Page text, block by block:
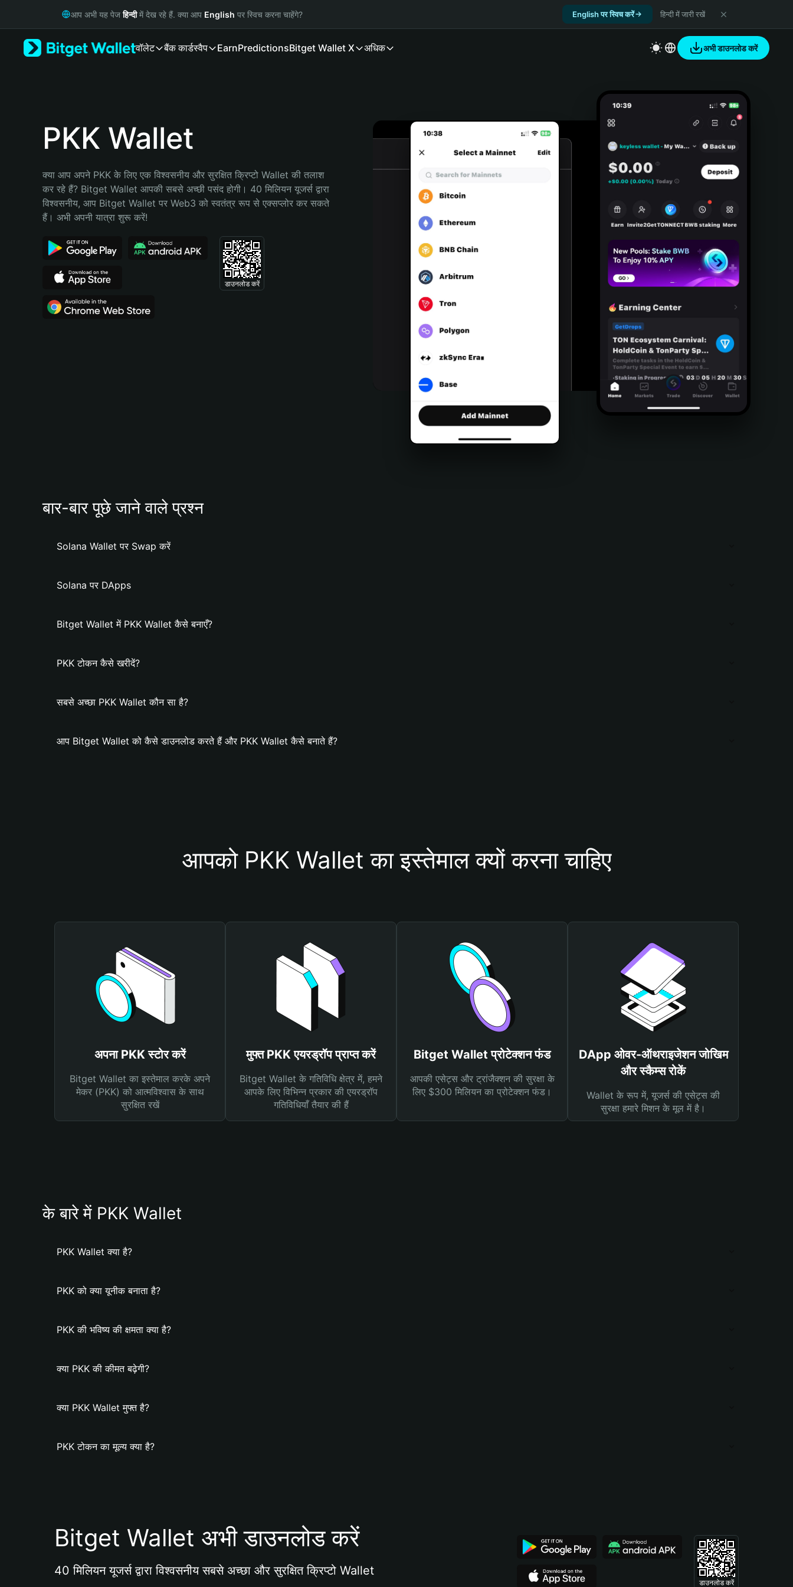
Русский
Bahasa Indonesia
Português (Brasil)
आप अभी यह पेजहिन्दीमें देख रहे हैं. क्या आप English पर स्विच करना चाहेंगे? English पर स्विच करें हिन्दी में जारी रखें
वॉलेट बैंक कार्डस्वैप EarnPredictionsBitget Wallet X अधिक अभी डाउनलोड करें
PKK Wallet
क्या आप अपने PKK के लिए एक विश्वसनीय और सुरक्षित क्रिप्टो Wallet की तलाश
कर रहे हैं? Bitget Wallet आपकी सबसे अच्छी पसंद होगी। 40 मिलियन यूजर्स द्वारा
विश्वसनीय, आप Bitget Wallet पर Web3 को स्वतंत्र रूप से एक्सप्लोर कर सकते
हैं। अभी अपनी यात्रा शुरू करें!
डाउनलोड करें
बार-बार पूछे जाने वाले प्रश्न
Solana Wallet पर Swap करें
Solana पर DApps
Bitget Wallet में PKK Wallet कैसे बनाएँ?
PKK टोकन कैसे खरीदें?
सबसे अच्छा PKK Wallet कौन सा है?
आप Bitget Wallet को कैसे डाउनलोड करते हैं और PKK Wallet कैसे बनाते हैं?
आपको PKK Wallet का इस्तेमाल क्यों करना चाहिए
अपना PKK स्टोर करें
Bitget Wallet का इस्तेमाल करके अपने
मेकर (PKK) को आत्मविश्वास के साथ
सुरक्षित रखें
मुफ्त PKK एयरड्रॉप प्राप्त करें
Bitget Wallet के गतिविधि क्षेत्र में, हमने
आपके लिए विभिन्न प्रकार की एयरड्रॉप
गतिविधियाँ तैयार की हैं
Bitget Wallet प्रोटेक्शन फंड
आपकी एसेट्स और ट्रांजैक्शन की सुरक्षा के
लिए $300 मिलियन का प्रोटेक्शन फंड।
DApp ओवर-ऑथराइजेशन जोखिम
और स्कैम्स रोकें
Wallet के रूप में, यूजर्स की एसेट्स की
सुरक्षा हमारे मिशन के मूल में है।
के बारे में PKK Wallet
PKK Wallet क्या है?
PKK को क्या यूनीक बनाता है?
PKK की भविष्य की क्षमता क्या है?
क्या PKK की कीमत बढ़ेगी?
क्या PKK Wallet मुफ्त है?
PKK टोकन का मूल्य क्या है?
Bitget Wallet अभी डाउनलोड करें
40 मिलियन यूजर्स द्वारा विश्वसनीय सबसे अच्छा और सुरक्षित क्रिप्टो Wallet
डाउनलोड करें